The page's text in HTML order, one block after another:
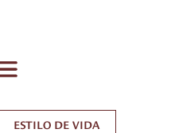
ESTILO DE VIDA